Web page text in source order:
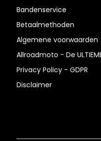
Bandenservice
Betaalmethoden
Algemene voorwaarden
Allroadmoto - De
Privacy Policy - GDPR
Disclaimer